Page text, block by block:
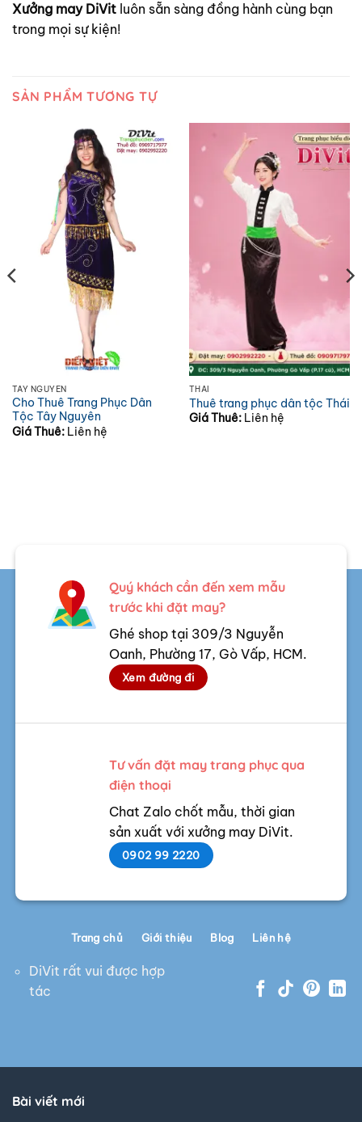
Xưởng may DiVit luôn sẵn sàng đồng hành cùng bạn
trong mọi sự kiện!
SẢN PHẨM TƯƠNG TỰ
TÂY NGUYÊN
Cho Thuê Trang Phục Dân
Tộc Tây Nguyên
Giá Thuê: Liên hệ
THÁI
Thuê trang phục dân tộc Thái
Giá Thuê: Liên hệ
Quý khách cần đến xem mẫu
trước khi đặt may?
Ghé shop tại 309/3 Nguyễn
Oanh, Phường 17, Gò Vấp, HCM.
Xem đường đi
Tư vấn đặt may trang phục qua
điện thoại
Chat Zalo chốt mẫu, thời gian
sản xuất với xưởng may DiVit.
0902 99 2220
DiVit rất vui được hợp
tác
Trang chủ Giới thiệu Blog Liên hệ
Bài viết mới